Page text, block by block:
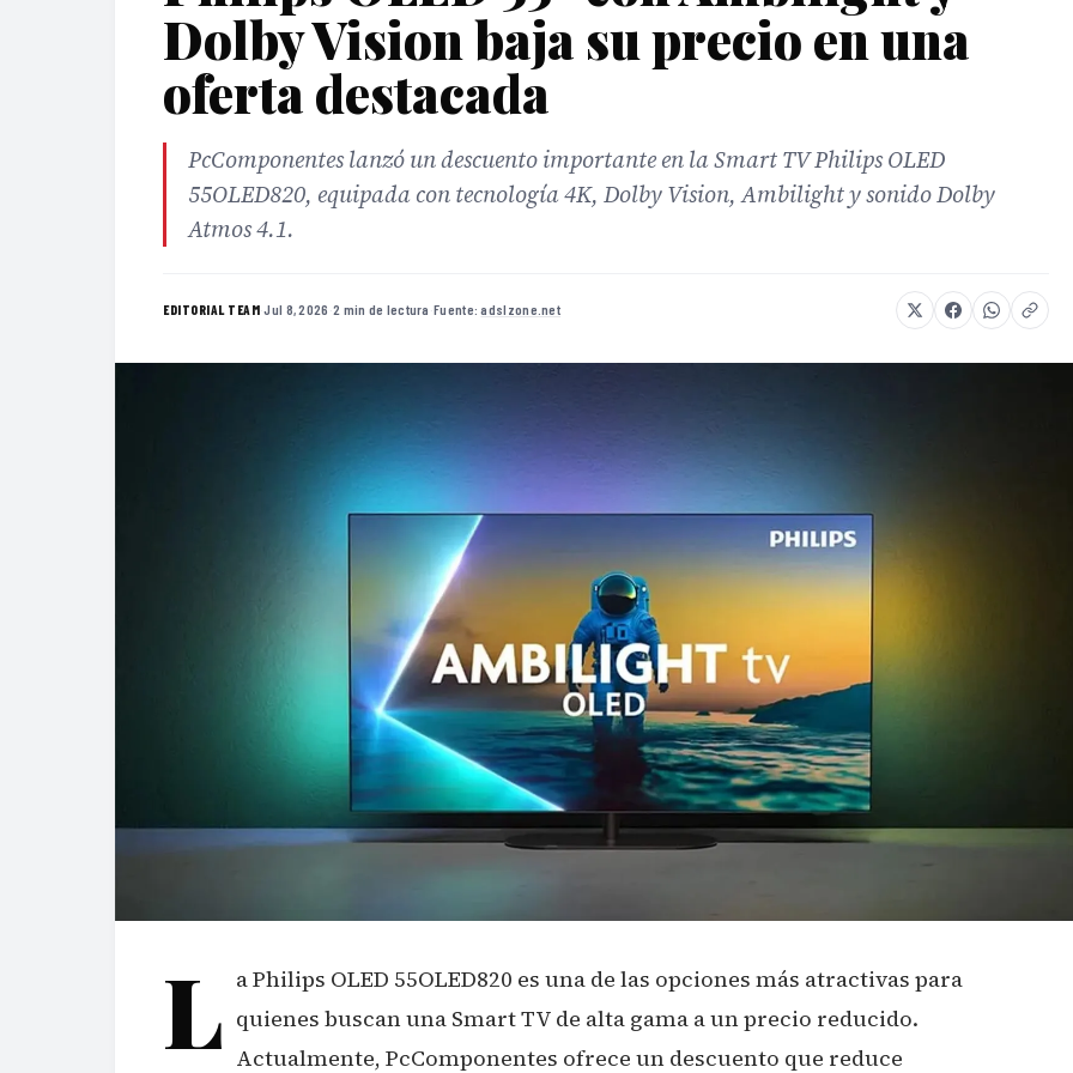
Dolby Vision baja su precio en una
oferta destacada
PcComponentes lanzó un descuento importante en la Smart TV Philips OLED
55OLED820, equipada con tecnología 4K, Dolby Vision, Ambilight y sonido Dolby
Atmos 4.1.
EDITORIAL TEAM·Jul 8, 2026 ·2 min de lectura ·Fuente:adslzone.net
L a Philips OLED 55OLED820 es una de las opciones más atractivas para
quienes buscan una Smart TV de alta gama a un precio reducido.
Actualmente, PcComponentes ofrece un descuento que reduce